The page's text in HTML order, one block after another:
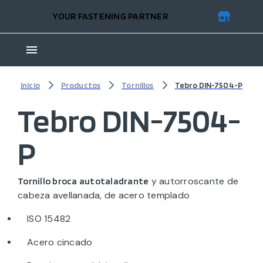
YOUR FASTENING PARTNER
Inicio Productos Tornillos Tebro DIN-7504-P
Tebro DIN-7504-
P
Tornillo broca autotaladrante y autorroscante de
cabeza avellanada, de acero templado
ISO 15482
Acero cincado